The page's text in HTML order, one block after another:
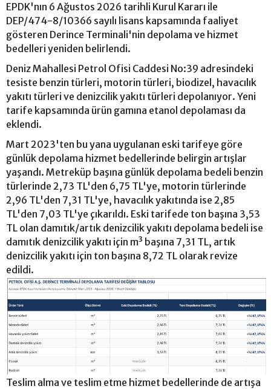
EPDK'nın 6 Ağustos 2026 tarihli Kurul Kararı ile
DEP/474-8/10366 sayılı lisans kapsamında faaliyet
gösteren Derince Terminali'nin depolama ve hizmet
bedelleri yeniden belirlendi.
Deniz Mahallesi Petrol Ofisi Caddesi No:39 adresindeki
tesiste benzin türleri, motorin türleri, biodizel, havacılık
yakıtı türleri ve denizcilik yakıtı türleri depolanıyor. Yeni
tarife kapsamında ürün gamına etanol depolaması da
eklendi.
Mart 2023'ten bu yana uygulanan eski tarifeye göre
günlük depolama hizmet bedellerinde belirgin artışlar
yaşandı. Metreküp başına günlük depolama bedeli benzin
türlerinde 2,73 TL'den 6,75 TL'ye, motorin türlerinde
2,96 TL'den 7,31 TL'ye, havacılık yakıtında ise 2,85
TL'den 7,03 TL'ye çıkarıldı. Eski tarifede ton başına 3,53
TL olan damıtık/artık denizcilik yakıtı depolama bedeli ise
damıtık denizcilik yakıtı için m³ başına 7,31 TL, artık
denizcilik yakıtı için ton başına 8,72 TL olarak revize
edildi.
Teslim alma ve teslim etme hizmet bedellerinde de artışa